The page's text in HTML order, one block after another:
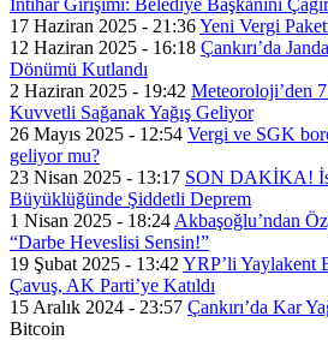
İntihar Girişimi: Belediye Başkanını
17 Haziran 2025 - 21:36Yeni Vergi
12 Haziran 2025 - 16:18 Çankırı’da
Dönümü Kutlandı
2 Haziran 2025 - 19:42 Meteoroloji’den
Kuvvetli Sağanak Yağış Geliyor
26 Mayıs 2025 - 12:54 Vergi ve SGK
geliyor mu?
23 Nisan 2025 - 13:17 SON DAKİKA!
Büyüklüğünde Şiddetli Deprem
1 Nisan 2025 - 18:24 Akbaşoğlu’ndan
“Darbe Heveslisi Sensin!”
19 Şubat 2025 - 13:42 YRP’li Yaylakent
Çavuş, AK Parti’ye Katıldı
15 Aralık 2024 - 23:57 Çankırı’da Kar
Bitcoin